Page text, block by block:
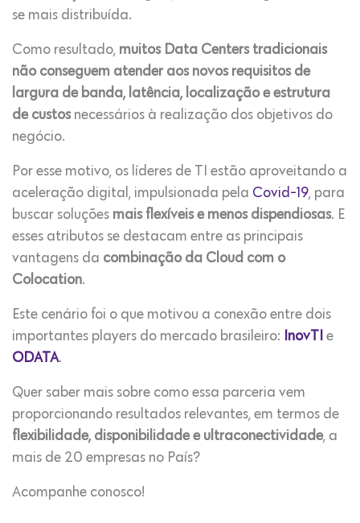
se mais distribuída.
Como resultado, muitos Data Centers tradicionais
não conseguem atender aos novos requisitos de
largura de banda, latência, localização e estrutura
de custosnecessários à realização dos objetivos do
negócio.
Por esse motivo, os líderes de TI estão aproveitando a
aceleração digital, impulsionada pela Covid-19, para
buscar soluções mais flexíveis e menos dispendiosas. E
esses atributos se destacam entre as principais
vantagens da combinação da Cloud com o
Colocation.
Este cenário foi o que motivou a conexão entre dois
importantes players do mercado brasileiro:
InovTI
e
ODATA.
Quer saber mais sobre como essa parceria vem
proporcionando resultados relevantes, em termos de
flexibilidade, disponibilidade e ultraconectividade, a
mais de 20 empresas no País?
Acompanhe conosco!